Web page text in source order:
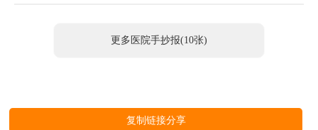
更多医院手抄报(10张)
复制链接分享